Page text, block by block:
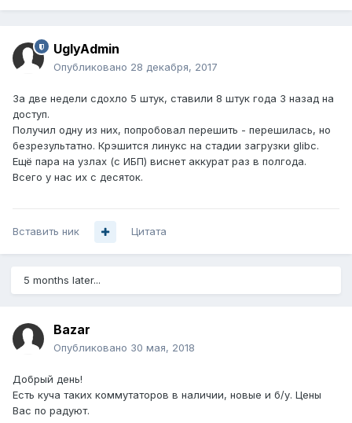
UglyAdmin
Опубликовано 28 декабря, 2017
За две недели сдохло 5 штук, ставили 8 штук года 3 назад на
доступ.
Получил одну из них, попробовал перешить - перешилась, но
безрезультатно. Крэшится линукс на стадии загрузки glibc.
Ещё пара на узлах (с ИБП) виснет аккурат раз в полгода.
Всего у нас их с десяток.
Вставить ник Цитата
5 months later...
Bazar
Опубликовано 30 мая, 2018
Добрый день!
Есть куча таких коммутаторов в наличии, новые и б/у. Цены
Вас по радуют.